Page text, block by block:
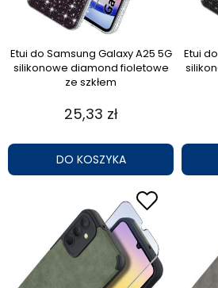
Etui do Samsung Galaxy A25 5G
silikonowe diamond fioletowe
ze szkłem
25,33 zł
DO KOSZYKA
Etui